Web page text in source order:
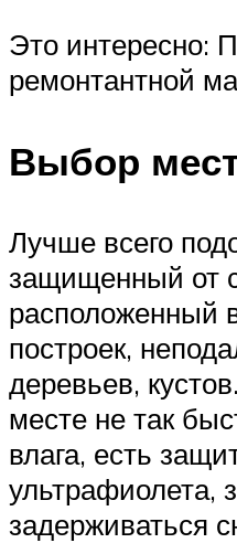
Это интересно:
ремонтантной
Выбор
Лучше всего
защищенный от
расположенный
построек,
деревьев,
месте не так
влага, есть
ультрафиолета,
задерживаться